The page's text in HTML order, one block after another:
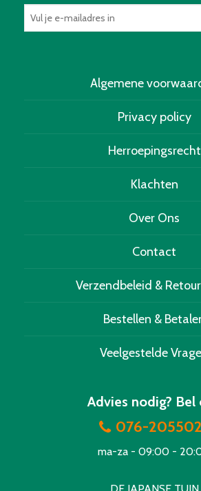
Algemene
Privacy policy
Herroepingsrecht
Klachten
Over Ons
Contact
Verzendbeleid &
Bestellen &
Veelgestelde
Advies nodig? Bel
076-
ma-za - 09:00 -